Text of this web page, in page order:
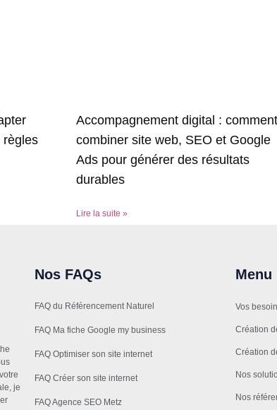
règles
Accompagnement digital : comment
combiner site web, SEO et Google
Ads pour générer des résultats
durables
Lire la suite »
je
Nos FAQs
FAQ du Référencement Naturel
FAQ Ma fiche Google my business
FAQ Optimiser son site internet
FAQ Créer son site internet
FAQ Agence SEO Metz
Menu
Vos
Création
Création
Nos
Nos